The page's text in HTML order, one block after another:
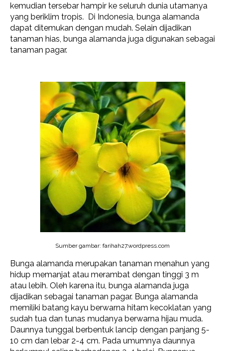
kemudian tersebar hampir ke seluruh dunia utamanya
yang beriklim tropis. Di Indonesia, bunga alamanda
dapat ditemukan dengan mudah. Selain dijadikan
tanaman hias, bunga alamanda juga digunakan sebagai
tanaman pagar.
Sumber gambar: farihah27.wordpress.com
Bunga alamanda merupakan tanaman menahun yang
hidup memanjat atau merambat dengan tinggi 3 m
atau lebih. Oleh karena itu, bunga alamanda juga
dijadikan sebagai tanaman pagar. Bunga alamanda
memiliki batang kayu berwarna hitam kecoklatan yang
sudah tua dan tunas mudanya berwarna hijau muda.
Daunnya tunggal berbentuk lancip dengan panjang 5-
10 cm dan lebar 2-4 cm. Pada umumnya daunnya